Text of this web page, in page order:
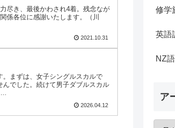
尽き、最後かわされ4着。残念なが
係各位に感謝いたします。（川
2021.10.31
まずは、女子シングルスカルで
でした。続けて男子ダブルスカル
2026.04.12
修学
英語
NZ
ア